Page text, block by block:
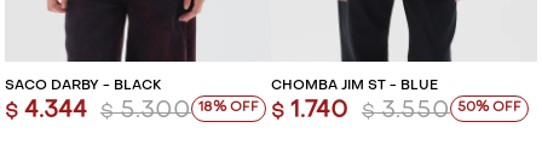
SACO DARBY - BLACK
$ 4.344 $ 5.300 18
CHOMBA JIM ST - BLUE
$ 1.740 $ 3.550 50